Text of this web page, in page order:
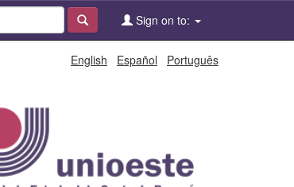
Sign on to:
English Español Português